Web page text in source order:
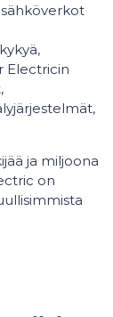
Electricin
ja miljoona
on